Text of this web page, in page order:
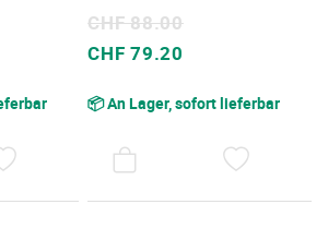
Sonderpreis
CHF 79.20
CHF 88.00
📦 An Lager, sofort lieferbar